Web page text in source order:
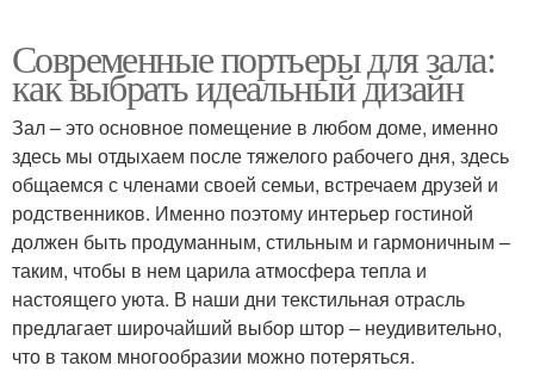
Современные портьеры для зала:
как выбрать идеальный дизайн
Зал – это основное помещение в любом доме, именно
здесь мы отдыхаем после тяжелого рабочего дня, здесь
общаемся с членами своей семьи, встречаем друзей и
родственников. Именно поэтому интерьер гостиной
должен быть продуманным, стильным и гармоничным –
таким, чтобы в нем царила атмосфера тепла и
настоящего уюта. В наши дни текстильная отрасль
предлагает широчайший выбор штор – неудивительно,
что в таком многообразии можно потеряться.